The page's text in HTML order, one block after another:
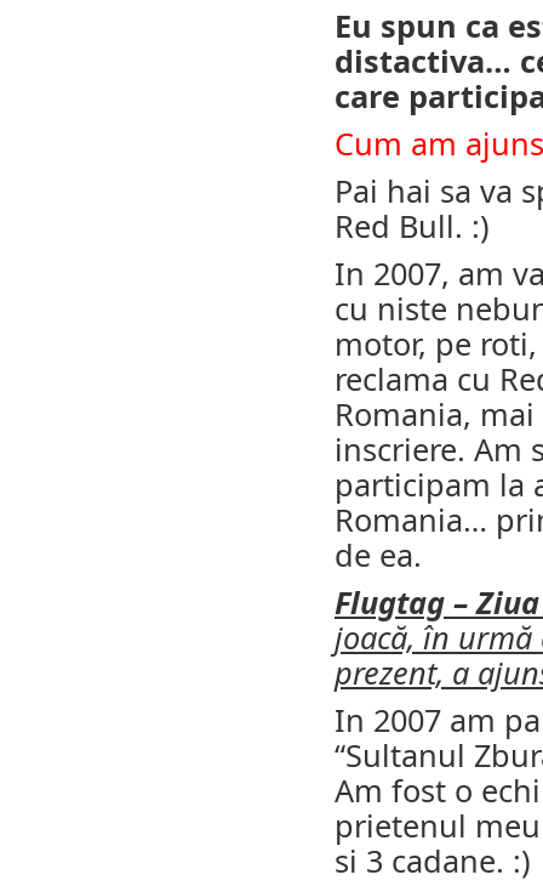
Eu spun ca
distactiva…
care
Cum am
Pai hai sa va
Red Bull. :)
In 2007, am
cu niste
motor, pe
reclama cu
Romania,
inscriere. Am
participam la
Romania…
de ea.
Flugtag –
joacă, în urmă
prezent, a
In 2007 am
“Sultanul
Am fost o
prietenul
si 3 cadane. :)